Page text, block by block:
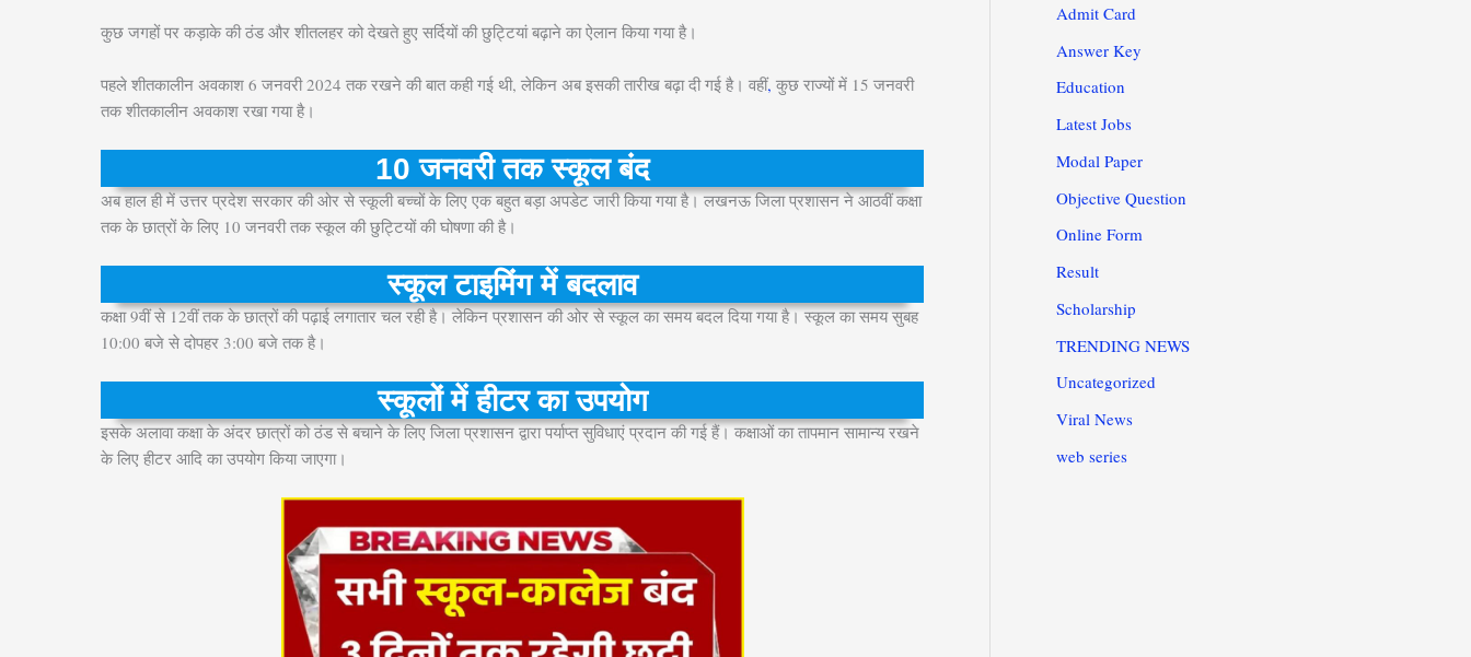
कुछ जगहों पर कड़ाके की ठंड और शीतलहर को देखते हुए सर्दियों की छुट्टियां बढ़ाने का ऐलान किया गया है।
पहले शीतकालीन अवकाश 6 जनवरी 2024 तक रखने की बात कही गई थी, लेकिन अब इसकी तारीख बढ़ा दी गई है। वहीं, कुछ राज्यों में 15 जनवरी
तक शीतकालीन अवकाश रखा गया है।
10 जनवरी तक स्कूल बंद
अब हाल ही में उत्तर प्रदेश सरकार की ओर से स्कूली बच्चों के लिए एक बहुत बड़ा अपडेट जारी किया गया है। लखनऊ जिला प्रशासन ने आठवीं कक्षा
तक के छात्रों के लिए 10 जनवरी तक स्कूल की छुट्टियों की घोषणा की है।
स्कूल टाइमिंग में बदलाव
कक्षा 9वीं से 12वीं तक के छात्रों की पढ़ाई लगातार चल रही है। लेकिन प्रशासन की ओर से स्कूल का समय बदल दिया गया है। स्कूल का समय सुबह
10:00 बजे से दोपहर 3:00 बजे तक है।
स्कूलों में हीटर का उपयोग
इसके अलावा कक्षा के अंदर छात्रों को ठंड से बचाने के लिए जिला प्रशासन द्वारा पर्याप्त सुविधाएं प्रदान की गई हैं। कक्षाओं का तापमान सामान्य रखने
के लिए हीटर आदि का उपयोग किया जाएगा।
Admit Card
Answer Key
Education
Latest Jobs
Modal Paper
Objective Question
Online Form
Result
Scholarship
TRENDING NEWS
Uncategorized
Viral News
web series